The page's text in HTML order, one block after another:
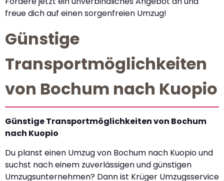
freue dich auf einen sorgenfreien Umzug!
Günstige
Transportmöglichkeiten
von Bochum nach Kuopio
Günstige Transportmöglichkeiten von Bochum
nach Kuopio
Du planst einen Umzug von Bochum nach Kuopio und
suchst nach einem zuverlässigen und günstigen
Umzugsunternehmen? Dann ist Krüger Umzugsservice